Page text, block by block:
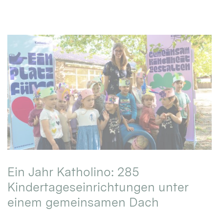
Ein Jahr Katholino: 285
Kindertageseinrichtungen unter
einem gemeinsamen Dach